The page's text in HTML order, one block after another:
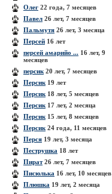
Олег 22 года, 7 месяцев
Павел 26 лет, 7 месяцев
Пальмутя 26 лет, 3 месяца
Персей 16 лет
персей амарийо ... 16 лет, 9
месяцев
персик 20 лет, 7 месяцев
Персик 19 лет
Персик 18 лет, 5 месяцев
Персик 17 лет, 2 месяца
Персик 15 лет, 8 месяцев
Персик 24 года, 11 месяцев
Перся 19 лет, 3 месяца
Пеструшка 18 лет
Пират26 лет, 7 месяцев
Писюлька 16 лет, 10 месяцев
Плюшка 19 лет, 2 месяца